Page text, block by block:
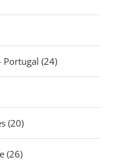
Portugal (24)
(20)
(26)